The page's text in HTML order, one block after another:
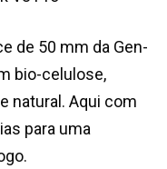
de 50 mm da Gen-
bio-celulose,
natural. Aqui com
para uma